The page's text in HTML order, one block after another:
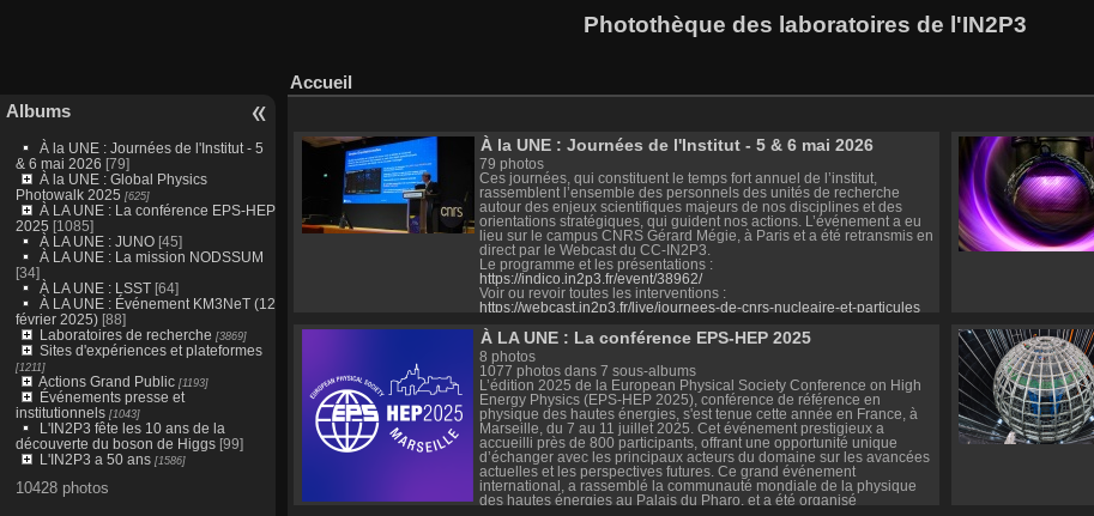
Photothèque des laboratoires de l'IN2P3
Albums
À la UNE : Journées de l'Institut - 5
& 6 mai 2026 [79]
À la UNE : Global Physics
Photowalk 2025 [625]
À LA UNE : La conférence EPS-HEP
2025 [1085]
À LA UNE : JUNO [45]
À LA UNE : La mission NODSSUM
[34]
À LA UNE : LSST[64]
À LA UNE : Événement KM3NeT (12
février 2025)[88]
Laboratoires de recherche [3869]
Sites d'expériences et plateformes
[1211]
Actions Grand Public[1193]
Événements presse et
institutionnels[1043]
L'IN2P3 fête les 10 ans de la
découverte du boson de Higgs[99]
L'IN2P3 a 50 ans[1586]
10428 photos
Accueil
À la UNE : Journées de l'Institut - 5 & 6 mai 2026
79 photos
Ces journées, qui constituent le temps fort annuel de l’institut,
rassemblent l’ensemble des personnels des unités de recherche
autour des enjeux scientifiques majeurs de nos disciplines et des
orientations stratégiques, qui guident nos actions. L’événement a eu
lieu sur le campus CNRS Gérard Mégie, à Paris et a été retransmis en
direct par le Webcast du CC-IN2P3.
Le programme et les présentations :
https://indico.in2p3.fr/event/38962/
Voir ou revoir toutes les interventions :
https://webcast.in2p3.fr/live/journees-de-cnrs-nucleaire-et-particules
À LA UNE : La conférence EPS-HEP 2025
8 photos
1077 photos dans 7 sous-albums
L’édition 2025 de la European Physical Society Conference on High
Energy Physics (EPS-HEP 2025), conférence de référence en
physique des hautes énergies, s'est tenue cette année en France, à
Marseille, du 7 au 11 juillet 2025. Cet événement prestigieux a
accueilli près de 800 participants, offrant une opportunité unique
d’échanger avec les principaux acteurs du domaine sur les avancées
actuelles et les perspectives futures. Ce grand événement
international, a rassemblé la communauté mondiale de la physique
des hautes énergies au Palais du Pharo, et a été organisé